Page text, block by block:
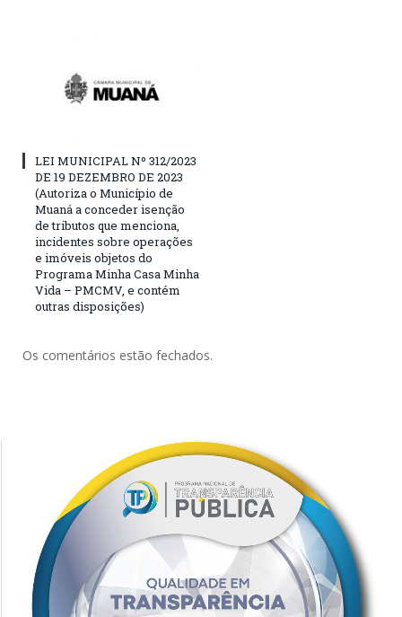
LEI MUNICIPAL Nº 312/2023
DE 19 DEZEMBRO DE 2023
(Autoriza o Município de
Muaná a conceder isenção
de tributos que menciona,
incidentes sobre operações
e imóveis objetos do
Programa Minha Casa Minha
Vida – PMCMV, e contém
outras disposições)
Os comentários estão fechados.